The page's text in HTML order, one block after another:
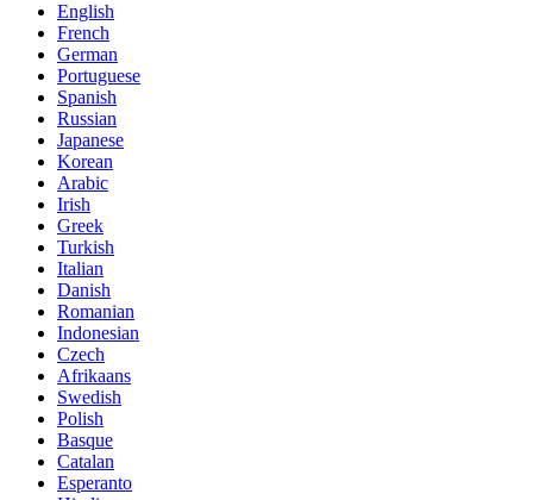
English
French
German
Portuguese
Spanish
Russian
Japanese
Korean
Arabic
Irish
Greek
Turkish
Italian
Danish
Romanian
Indonesian
Czech
Afrikaans
Swedish
Polish
Basque
Catalan
Esperanto